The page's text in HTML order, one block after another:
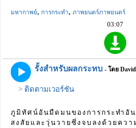
มหากาพย์, การกระทำ, ภาพยนตร์ภาพยนตร์
03:07
รั้งสำหรับผลกระทบ - โดย
> ติดตามเวอร์ชัน
ภูมิทัศน์อันมืดมนของการกระทำอั
สงสัยและวุ่นวายซึ่งจบลงด้วยควา